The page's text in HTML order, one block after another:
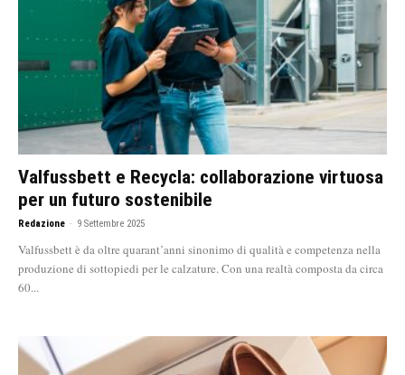
Valfussbett e Recycla: collaborazione virtuosa
per un futuro sostenibile
Redazione - 9 Settembre 2025
Valfussbett è da oltre quarant’anni sinonimo di qualità e competenza nella
produzione di sottopiedi per le calzature. Con una realtà composta da circa
60...